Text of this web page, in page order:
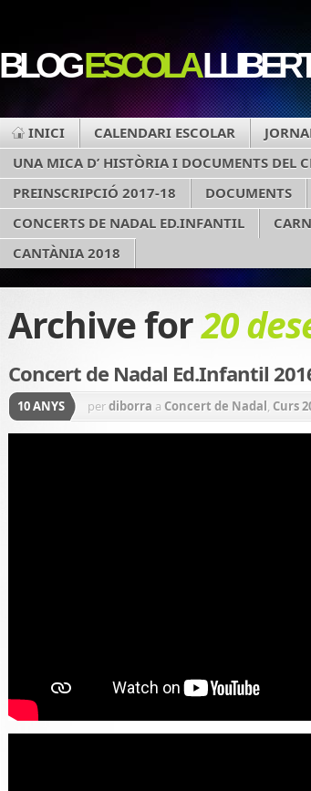
BLOGESCOLA
INICI CALENDARI ESCOLAR
UNA MICA D’ HISTÒRIA I DOCUMENTS DEL
PREINSCRIPCIÓ 2017-18
DOCUMENTS
CONCERTS DE NADAL ED.INFANTIL
CANTÀNIA 2018
Archive for20
Concert de Nadal Ed.Infantil
10 ANYS perdiborra a Concert de Nadal, Curs
PRIMER CURS,SEGON CURS